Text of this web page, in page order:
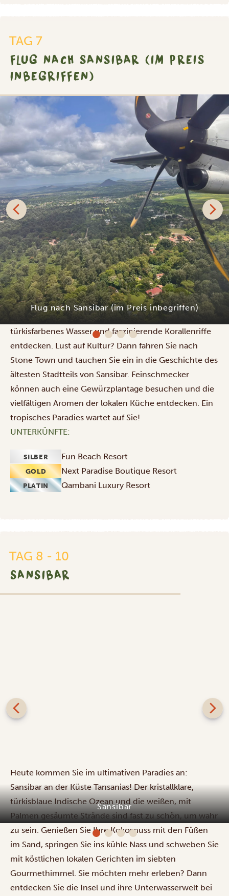
TAG 7
FLUG NACH SANSIBAR (IM PREIS
INBEGRIFFEN)
Flug nach Sansibar (im Preis inbegriffen)
Heute fliegen Sie auf die Gewürzinsel Sansibar, wo Sie
am Flughafen von Ihrem Guide abgeholt und in Ihr
Hotel gebracht werden.In den nächsten Tagen
können Sie weiße Sandstrände, kristallklares
türkisfarbenes Wasser und faszinierende Korallenriffe
entdecken. Lust auf Kultur? Dann fahren Sie nach
Stone Town und tauchen Sie ein in die Geschichte des
ältesten Stadtteils von Sansibar. Feinschmecker
können auch eine Gewürzplantage besuchen und die
vielfältigen Aromen der lokalen Küche entdecken. Ein
tropisches Paradies wartet auf Sie!
UNTERKÜNFTE:
SILBER Fun Beach Resort
GOLD Next Paradise Boutique Resort
PLATIN Qambani Luxury Resort
TAG 8 - 10
SANSIBAR
Sansibar
Heute kommen Sie im ultimativen Paradies an:
Sansibar an der Küste Tansanias! Der kristallklare,
türkisblaue Indische Ozean und die weißen, mit
Palmen gesäumte Strände sind fast zu schön, um wahr
zu sein. Genießen Sie Ihre Kokosnuss mit den Füßen
im Sand, springen Sie ins kühle Nass und schweben Sie
mit köstlichen lokalen Gerichten im siebten
Gourmethimmel. Sie möchten mehr erleben? Dann
entdecken Sie die Insel und ihre Unterwasserwelt bei